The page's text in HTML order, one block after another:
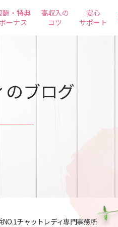
酬・特典
ーナス
高収入の
コツ
安心
サポート
のブログ
チャットレディ専門事務所